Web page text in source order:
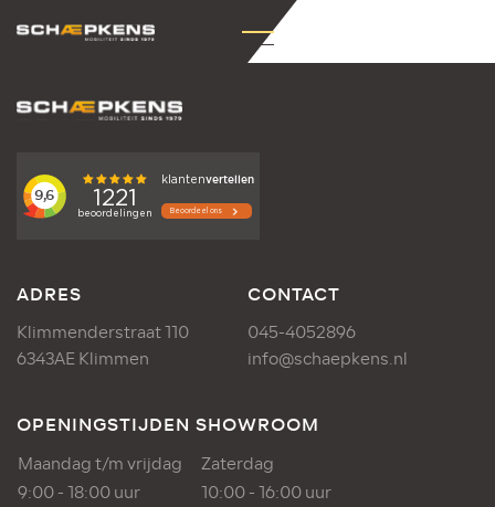
ADRES
Klimmenderstraat 110
6343AE Klimmen
CONTACT
045-4052896
info@schaepkens.nl
OPENINGSTIJDEN SHOWROOM
Maandag t/m vrijdag
Zaterdag
9:00 - 18:00 uur
10:00 - 16:00 uur